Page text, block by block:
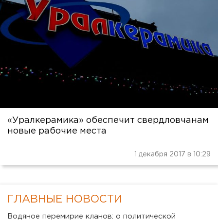
«Уралкерамика» обеспечит свердловчанам
новые рабочие места
1 декабря 2017 в 10:29
ГЛАВНЫЕ НОВОСТИ
Водяное перемирие кланов: о политической